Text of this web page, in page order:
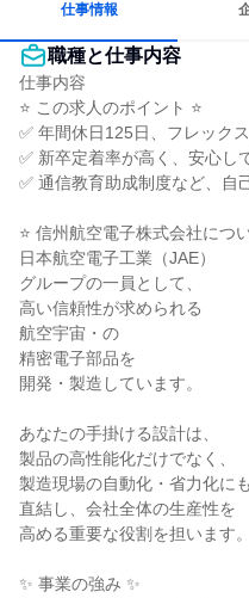
仕事情報
職種と仕事内容
仕事内容
⭐ この求人のポイント ⭐
✅ 年間休日125日、フレック
✅ 新卒定着率が高く、安心し
✅ 通信教育助成制度など、自
⭐ 信州航空電子株式会社につ
日本航空電子工業（JAE）
グループの一員として、
高い信頼性が求められる
航空宇宙・の
精密電子部品を
開発・製造しています。
あなたの手掛ける設計は、
製品の高性能化だけでなく、
製造現場の自動化・省力化にも
直結し、会社全体の生産性を
高める重要な役割を担います。
✨ 事業の強み ✨